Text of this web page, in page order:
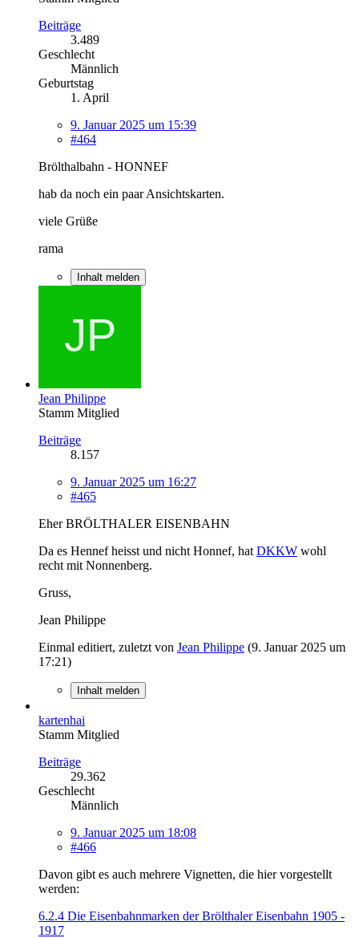
Beiträge
3.489
Geschlecht
Männlich
Geburtstag
1. April
9. Januar 2025 um 15:39
#464
Brölthalbahn - HONNEF
hab da noch ein paar Ansichtskarten.
viele Grüße
rama
Inhalt melden
Jean Philippe
Stamm Mitglied
Beiträge
8.157
9. Januar 2025 um 16:27
#465
Eher BRÖLTHALER EISENBAHN
Da es Hennef heisst und nicht Honnef, hat DKKW wohl
recht mit Nonnenberg.
Gruss,
Jean Philippe
Einmal editiert, zuletzt von Jean Philippe (9. Januar 2025 um
17:21)
Inhalt melden
kartenhai
Stamm Mitglied
Beiträge
29.362
Geschlecht
Männlich
9. Januar 2025 um 18:08
#466
Davon gibt es auch mehrere Vignetten, die hier vorgestellt
werden:
6.2.4 Die Eisenbahnmarken der Brölthaler Eisenbahn 1905 -
1917